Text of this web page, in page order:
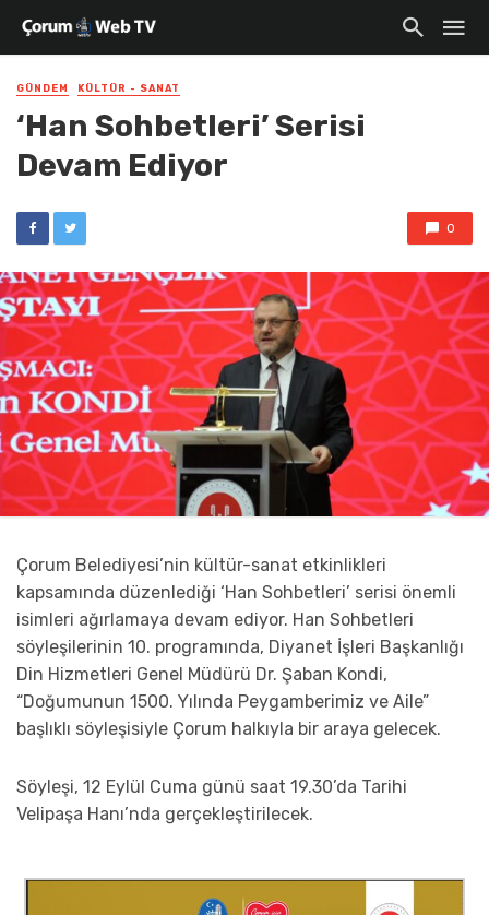
GÜNDEM KÜLTÜR - SANAT
‘Han Sohbetleri’ Serisi
Devam Ediyor
0
Çorum Belediyesi’nin kültür-sanat etkinlikleri
kapsamında düzenlediği ‘Han Sohbetleri’ serisi önemli
isimleri ağırlamaya devam ediyor. Han Sohbetleri
söyleşilerinin 10. programında, Diyanet İşleri Başkanlığı
Din Hizmetleri Genel Müdürü Dr. Şaban Kondi,
“Doğumunun 1500. Yılında Peygamberimiz ve Aile”
başlıklı söyleşisiyle Çorum halkıyla bir araya gelecek.
Söyleşi, 12 Eylül Cuma günü saat 19.30’da Tarihi
Velipaşa Hanı’nda gerçekleştirilecek.